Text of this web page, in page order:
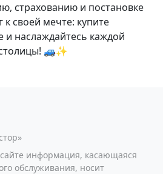
страхованию и постановке
к своей мечте: купите
наслаждайтесь каждой
🚙✨
информация, касающаяся
обслуживания, носит